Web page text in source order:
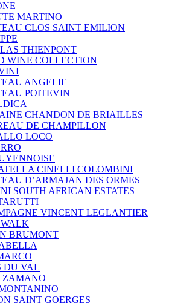
MARTINO
CLOS SAINT EMILION
THIENPONT
WINE COLLECTION
ANGELIE
POITEVIN
CHANDON DE BRIAILLES
DE CHAMPILLON
LOCO
CINELLI COLOMBINI
D’ARMAJAN DES ORMES
SOUTH AFRICAN ESTATES
VINCENT LEGLANTIER
BRUMONT
DU VAL
ZAMANO
SAINT GOERGES